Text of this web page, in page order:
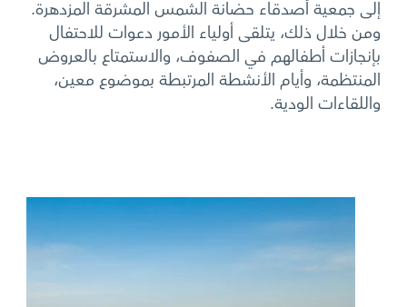
إلى جمعية أصدقاء حضانة الشمس المشرقة المزدهرة.
ومن خلال ذلك، يتلقى أولياء الأمور دعوات للاحتفال
بإنجازات أطفالهم في الصفوف، والاستمتاع بالعروض
المنتظمة، وأيام الأنشطة المرتبطة بموضوع معين،
واللقاءات الودية.